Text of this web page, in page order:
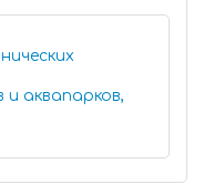
аквапарков,